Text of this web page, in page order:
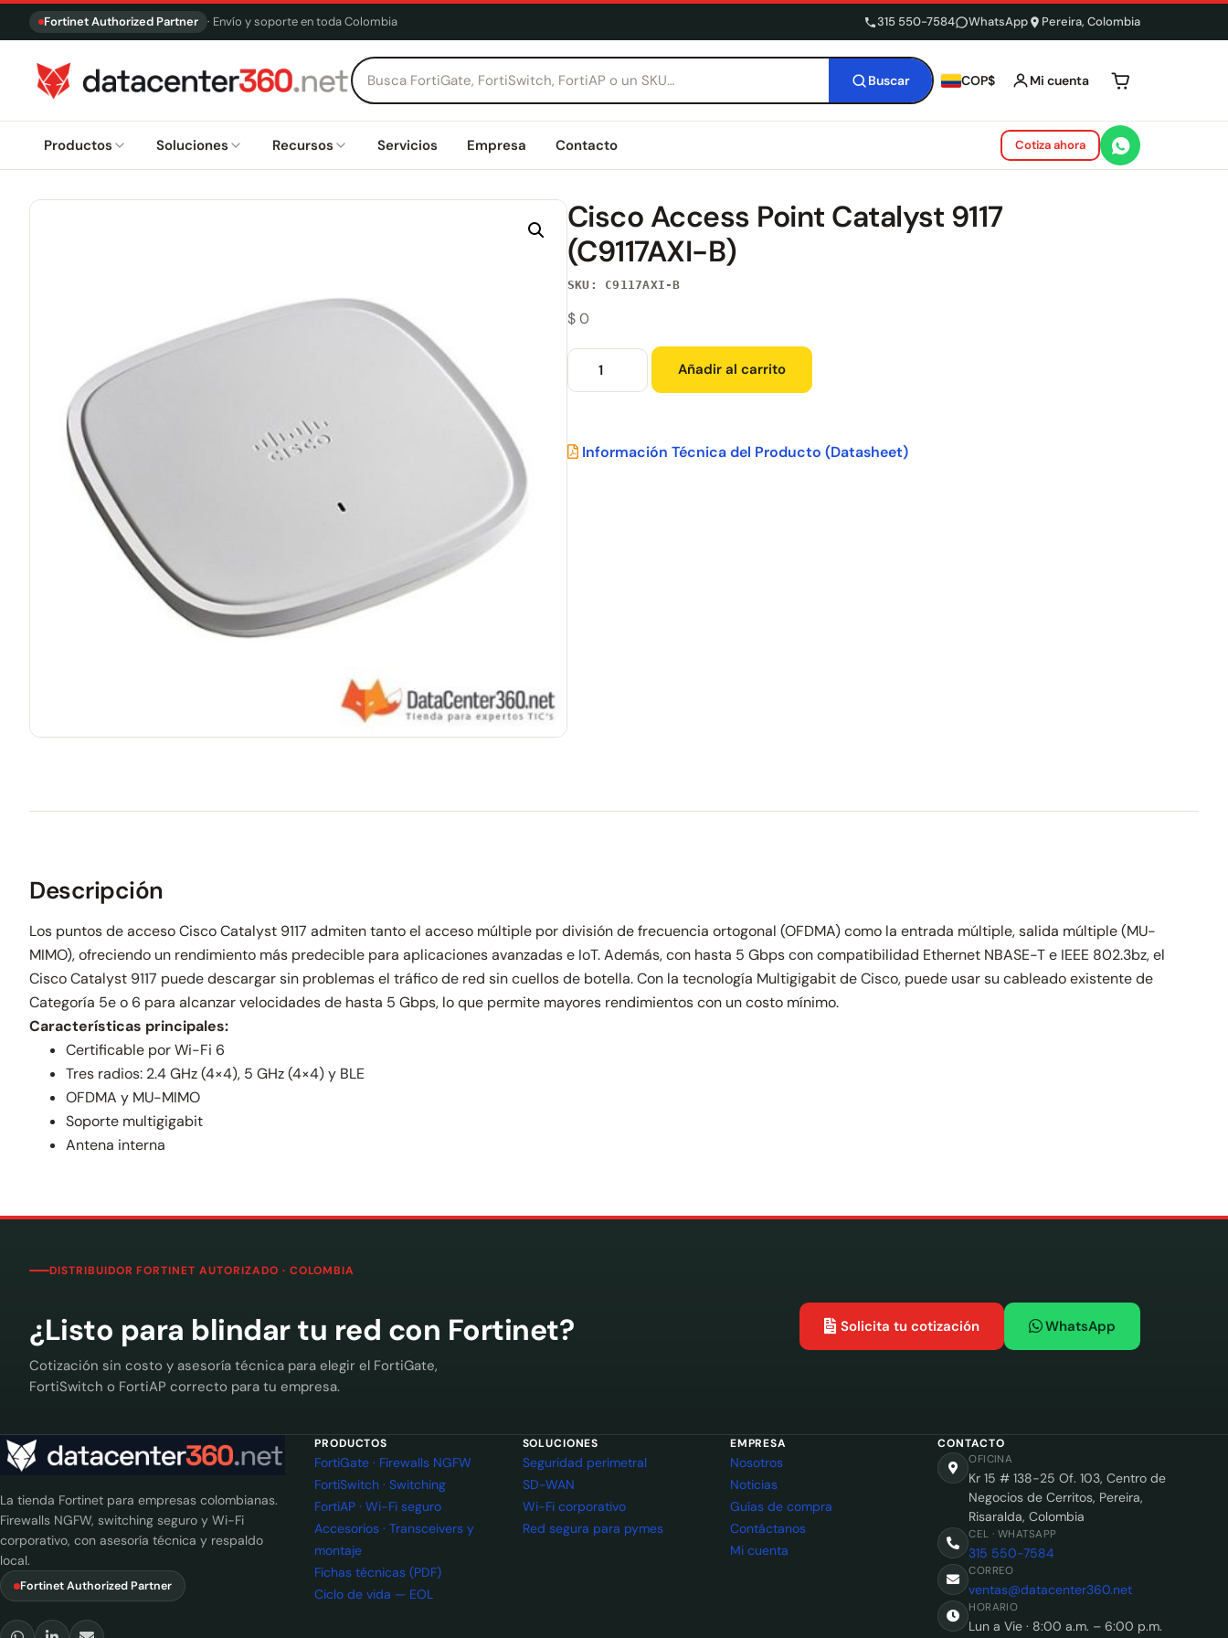
Fortinet Authorized Partner · Envío y soporte en toda Colombia 315 550-7584 WhatsApp Pereira, Colombia
Buscar COP$ Mi cuenta Tu carrito está
Productos Soluciones Recursos Servicios Empresa Contacto Cotiza ahora
Cisco Access Point Catalyst 9117
(C9117AXI-B)
SKU: C9117AXI-B
$0
Añadir al carrito
Información Técnica del Producto (Datasheet)
Descripción
Los puntos de acceso Cisco Catalyst 9117 admiten tanto el acceso múltiple por división de frecuencia ortogonal (OFDMA) como la entrada múltiple, salida múltiple (MU-
MIMO), ofreciendo un rendimiento más predecible para aplicaciones avanzadas e IoT. Además, con hasta 5 Gbps con compatibilidad Ethernet NBASE-T e IEEE 802.3bz, el
Cisco Catalyst 9117 puede descargar sin problemas el tráfico de red sin cuellos de botella. Con la tecnología Multigigabit de Cisco, puede usar su cableado existente de
Categoría 5e o 6 para alcanzar velocidades de hasta 5 Gbps, lo que permite mayores rendimientos con un costo mínimo.
Características principales:
Certificable por Wi-Fi 6
Tres radios: 2.4 GHz (4×4), 5 GHz (4×4) y BLE
OFDMA y MU-MIMO
Soporte multigigabit
Antena interna
DISTRIBUIDOR FORTINET AUTORIZADO · COLOMBIA
¿Listo para blindar tu red con Fortinet?
Cotización sin costo y asesoría técnica para elegir el FortiGate,
FortiSwitch o FortiAP correcto para tu empresa.
Solicita tu cotización WhatsApp
La tienda Fortinet para empresas colombianas.
Firewalls NGFW, switching seguro y Wi-Fi
corporativo, con asesoría técnica y respaldo
local.
Fortinet Authorized Partner
PRODUCTOS
FortiGate · Firewalls NGFW
FortiSwitch · Switching
FortiAP · Wi-Fi seguro
Accesorios · Transceivers y
montaje
Fichas técnicas (PDF)
Ciclo de vida — EOL
SOLUCIONES
Seguridad perimetral
SD-WAN
Wi-Fi corporativo
Red segura para pymes
EMPRESA
Nosotros
Noticias
Guías de compra
Contáctanos
Mi cuenta
CONTACTO
OFICINA
Kr 15 # 138-25 Of. 103, Centro de
Negocios de Cerritos, Pereira,
Risaralda, Colombia
CEL · WHATSAPP
315 550-7584
CORREO
ventas@datacenter360.net
HORARIO
Lun a Vie · 8:00 a.m. – 6:00 p.m.